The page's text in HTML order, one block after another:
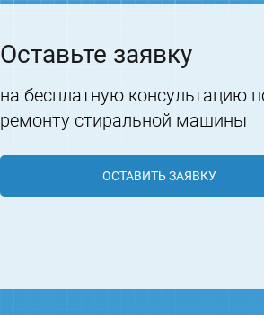
Оставьте заявку
на бесплатную консультацию
ремонту стиральной машины
ОСТАВИТЬ ЗАЯВКУ